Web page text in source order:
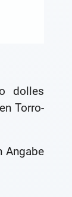
dolles
Torro-
Angabe